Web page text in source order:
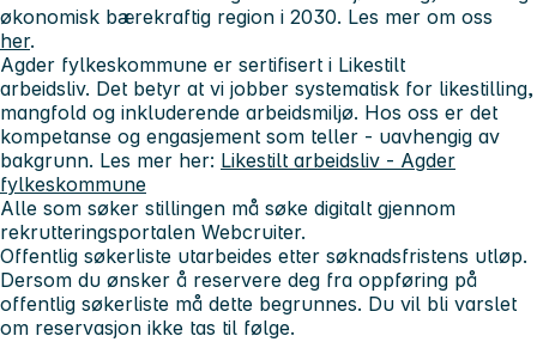
økonomisk bærekraftig region i 2030. Les mer om oss
her.
Agder fylkeskommune er sertifisert i Likestilt
arbeidsliv. Det betyr at vi jobber systematisk for likestilling,
mangfold og inkluderende arbeidsmiljø. Hos oss er det
kompetanse og engasjement som teller - uavhengig av
bakgrunn. Les mer her: Likestilt arbeidsliv - Agder
fylkeskommune
Alle som søker stillingen må søke digitalt gjennom
rekrutteringsportalen Webcruiter.
Offentlig søkerliste utarbeides etter søknadsfristens utløp.
Dersom du ønsker å reservere deg fra oppføring på
offentlig søkerliste må dette begrunnes. Du vil bli varslet
om reservasjon ikke tas til følge.